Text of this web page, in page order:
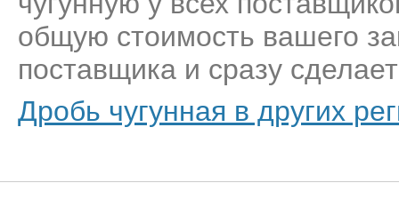
общую стоимость вашего
поставщика и сразу
Дробь чугунная в других